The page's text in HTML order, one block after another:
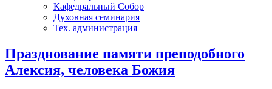
Кафедральный Собор
Духовная семинария
Тех. администрация
Празднование памяти преподобного
Алексия, человека Божия